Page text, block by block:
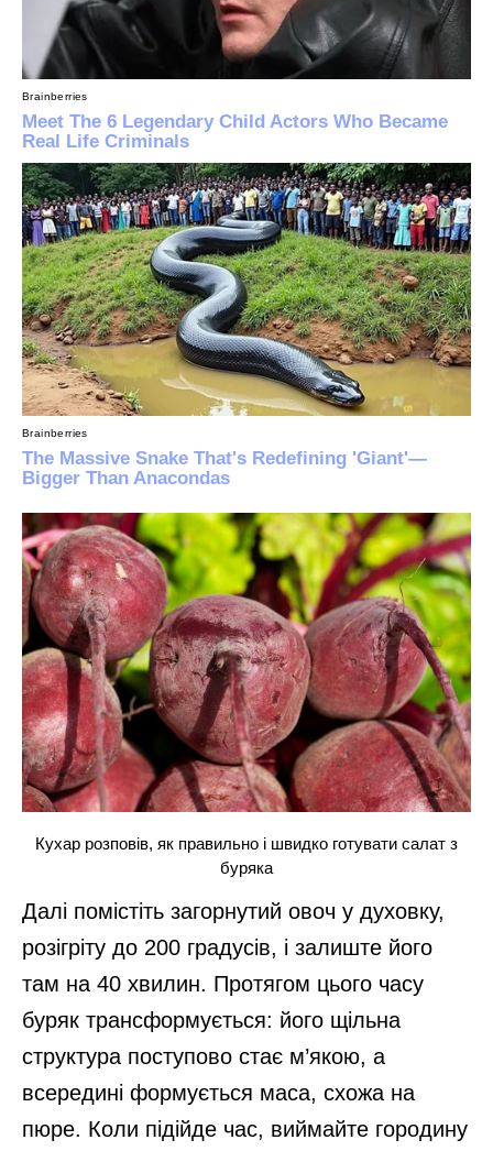
Кухар розповів, як правильно і швидко готувати салат з
буряка
Далі помістіть загорнутий овоч у духовку,
розігріту до 200 градусів, і залиште його
там на 40 хвилин. Протягом цього часу
буряк трансформується: його щільна
структура поступово стає м’якою, а
всередині формується маса, схожа на
пюре. Коли підійде час, виймайте городину